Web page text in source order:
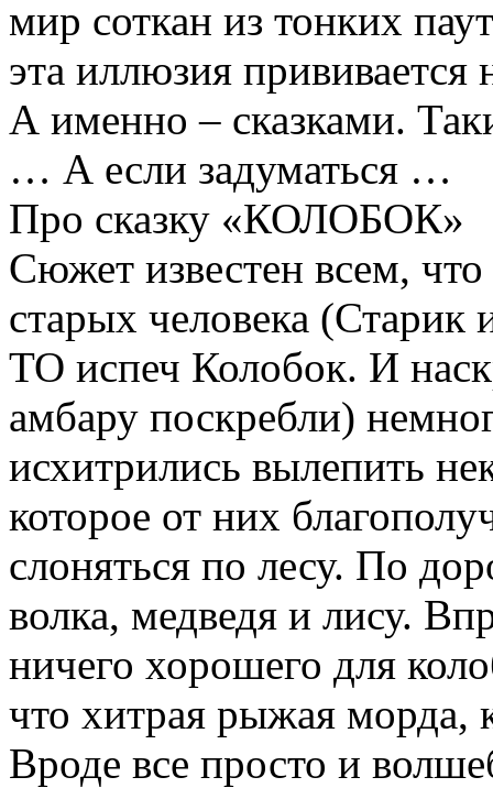
мир соткан из тонких
эта иллюзия прививается
А именно – сказками.
… А если задуматься …
Про сказку «КОЛОБОК»
Сюжет известен всем,
старых человека
ТО испеч Колобок. И
амбару поскребли)
исхитрились вылепить
которое от них
слоняться по лесу. По
волка, медведя и лису.
ничего хорошего для
что хитрая рыжая морда,
Вроде все просто и